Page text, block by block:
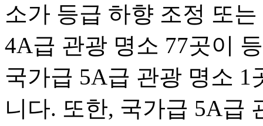
소가 등급 하향 조정 또
4A급 관광 명소 77곳이
국가급 5A급 관광 명소
니다. 또한, 국가급 5A급